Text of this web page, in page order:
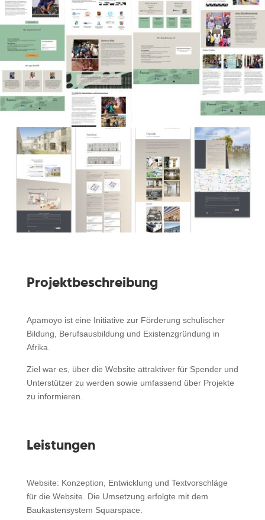
Projektbeschreibung
Apamoyo ist eine Initiative zur Förderung schulischer
Bildung, Berufsausbildung und Existenzgründung in
Afrika.
Ziel war es, über die Website attraktiver für Spender und
Unterstützer zu werden sowie umfassend über Projekte
zu informieren.
Leistungen
Website: Konzeption, Entwicklung und Textvorschläge
für die Website. Die Umsetzung erfolgte mit dem
Baukastensystem Squarspace.